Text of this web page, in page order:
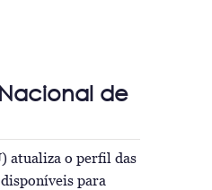
de
atualiza o perfil das
para